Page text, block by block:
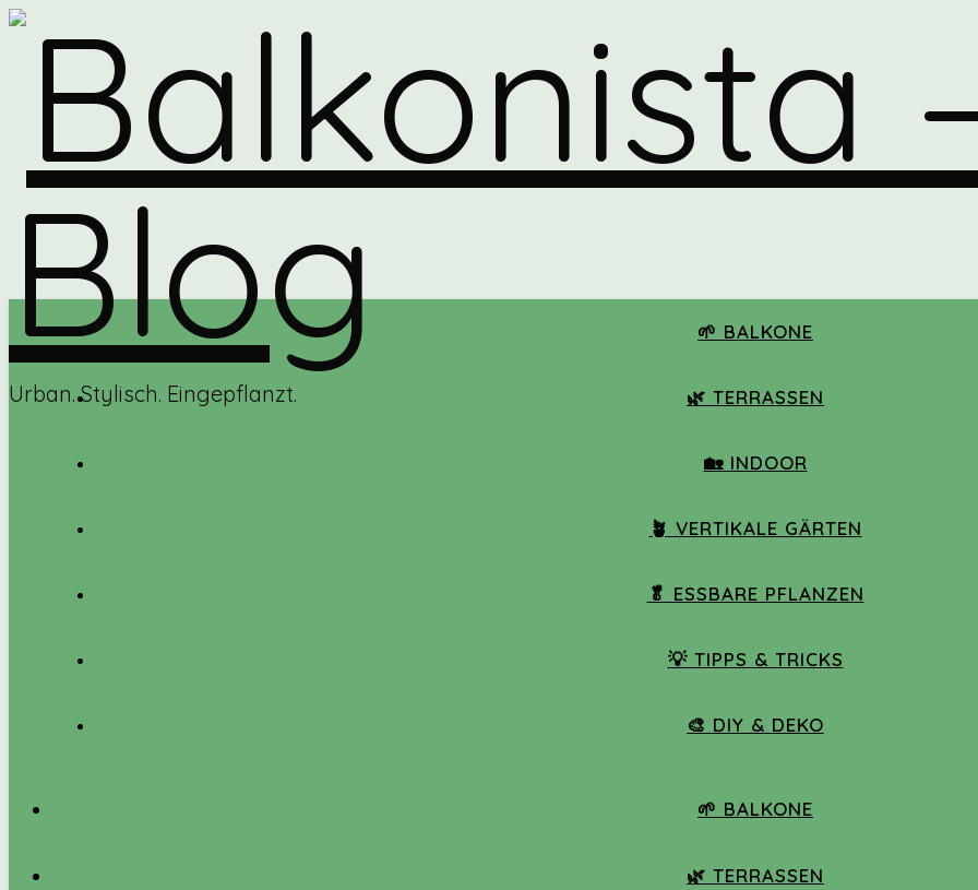
Urban. Stylisch. Eingepflanzt.
🌱 BALKONE
🌿 TERRASSEN
🏡 INDOOR
🪴 VERTIKALE GÄRTEN
🥬 ESSBARE PFLANZEN
💡 TIPPS & TRICKS
🎨 DIY & DEKO
🌱 BALKONE
🌿 TERRASSEN